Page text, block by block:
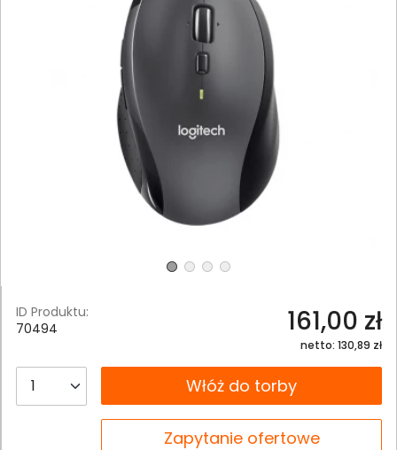
ID Produktu:
70494
161,00 zł
netto: 130,89 zł
__B2C.PRODUCT.QUANTITYWłóż do torby
Zapytanie ofertowe